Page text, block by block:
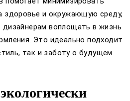
здоровье и окружающую среду,
дизайнерам воплощать в жизнь
Это идеально подходит
так и заботу о будущем